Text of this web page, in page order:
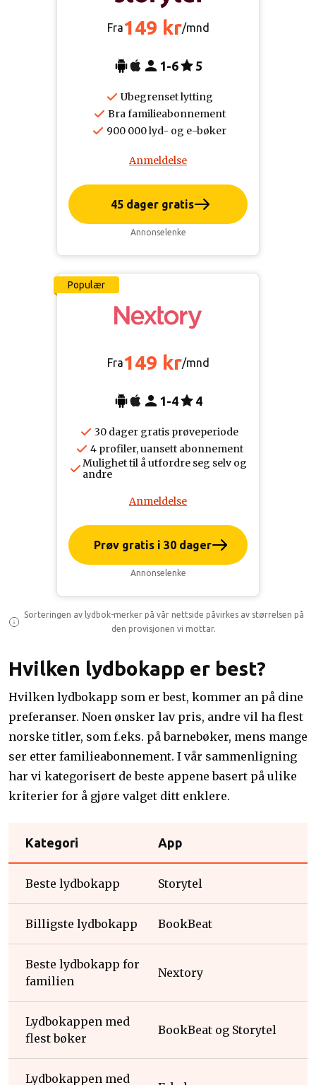
Fra149 kr/mnd
1-6 5
Ubegrenset lytting
Bra familieabonnement
900 000 lyd- og e-bøker
Anmeldelse
45 dager gratis
Annonselenke
Populær
Fra149 kr/mnd
1-4 4
30 dager gratis prøveperiode
4 profiler, uansett abonnement
Mulighet til å utfordre seg selv og
andre
Anmeldelse
Prøv gratis i 30 dager
Annonselenke
Sorteringen av lydbok-merker på vår nettside påvirkes av størrelsen på
den provisjonen vi mottar.
Hvilken lydbokapp er best?
Hvilken lydbokapp som er best, kommer an på dine
preferanser. Noen ønsker lav pris, andre vil ha flest
norske titler, som f.eks. på barnebøker, mens mange
ser etter familieabonnement. I vår sammenligning
har vi kategorisert de beste appene basert på ulike
kriterier for å gjøre valget ditt enklere.
Kategori App
Beste lydbokapp Storytel
Billigste lydbokapp BookBeat
Beste lydbokapp for
familien
Nextory
Lydbokappen med
flest bøker
BookBeat og Storytel
Lydbokappen med